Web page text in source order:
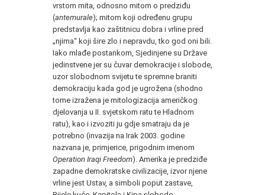
vrstom mita, odnosno mitom o predziđu
(antemurale); mitom koji određenu grupu
predstavlja kao zaštitnicu dobra i vrline pred
„njima“ koji šire zlo i nepravdu, tko god oni bili.
Iako mlađe postankom, Sjedinjene su Države
jedinstvene jer su čuvar demokracije i slobode,
uzor slobodnom svijetu te spremne braniti
demokraciju kada god je ugrožena (shodno
tome izražena je mitologizacija američkog
djelovanja u II. svjetskom ratu te Hladnom
ratu), kao i izvoziti ju gdje smatraju da je
potrebno (invazija na Irak 2003. godine
nazvana je, primjerice, prigodnim imenom
Operation Iraqi Freedom). Amerika je predziđe
zapadne demokratske civilizacije, izvor njene
vrline jest Ustav, a simboli poput zastave,